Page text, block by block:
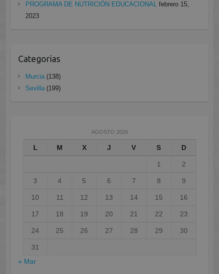
PROGRAMA DE NUTRICIÓN EDUCACIONAL febrero 15,
2023
Categorias
Murcia(138)
Sevilla(199)
AGOSTO 2026
L M X J V S D
1 2
3 4 5 6 7 8 9
10 11 12 13 14 15 16
17 18 19 20 21 22 23
24 25 26 27 28 29 30
31
« Mar